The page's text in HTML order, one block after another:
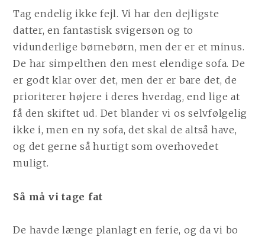
Tag endelig ikke fejl. Vi har den dejligste
datter, en fantastisk svigersøn og to
vidunderlige børnebørn, men der er et minus.
De har simpelthen den mest elendige sofa. De
er godt klar over det, men der er bare det, de
prioriterer højere i deres hverdag, end lige at
få den skiftet ud. Det blander vi os selvfølgelig
ikke i, men en ny sofa, det skal de altså have,
og det gerne så hurtigt som overhovedet
muligt.
Så må vi tage fat
De havde længe planlagt en ferie, og da vi bo